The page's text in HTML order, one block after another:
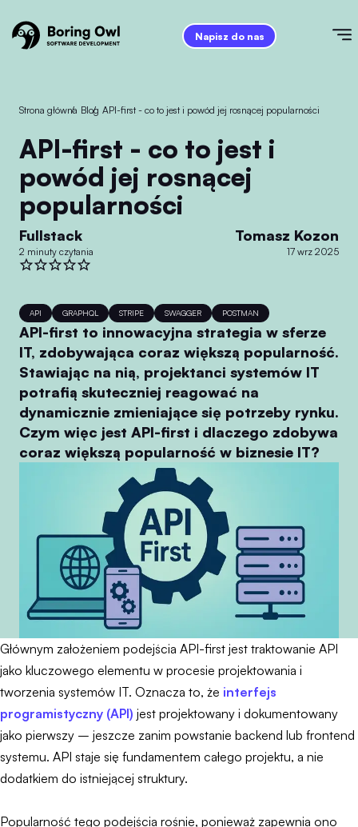
Napisz do nas
Strona główna
/ Blog
/ API-first - co to jest i powód jej rosnącej popularności
API-first - co to jest i
powód jej rosnącej
popularności
Fullstack
2 minuty czytania
Tomasz Kozon
17 wrz 2025
API GRAPHQL STRIPE SWAGGER POSTMAN
API-first to innowacyjna strategia w sferze
IT, zdobywająca coraz większą popularność.
Stawiając na nią, projektanci systemów IT
potrafią skuteczniej reagować na
dynamicznie zmieniające się potrzeby rynku.
Czym więc jest API-first i dlaczego zdobywa
coraz większą popularność w biznesie IT?
Głównym założeniem podejścia API-first jest traktowanie API
jako kluczowego elementu w procesie projektowania i
tworzenia systemów IT. Oznacza to, że interfejs
programistyczny (API) jest projektowany i dokumentowany
jako pierwszy – jeszcze zanim powstanie backend lub frontend
systemu. API staje się fundamentem całego projektu, a nie
dodatkiem do istniejącej struktury.
Popularność tego podejścia rośnie, ponieważ zapewnia ono